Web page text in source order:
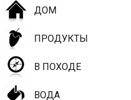
ДОМ
ПРОДУКТЫ
В ПОХОДЕ
ВОДА